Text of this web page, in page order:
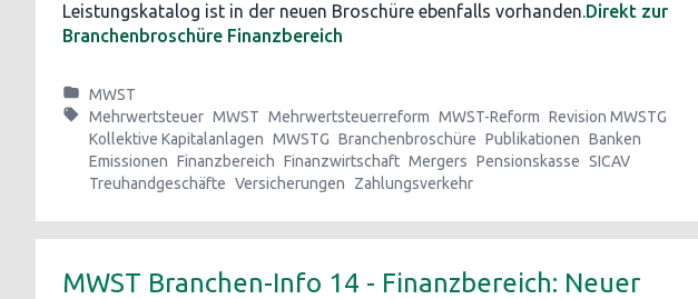
Leistungskatalog ist in der neuen Broschüre ebenfalls vorhanden.Direkt zur
Branchenbroschüre Finanzbereich
MWST
Mehrwertsteuer MWST Mehrwertsteuerreform MWST-Reform Revision MWSTG
Kollektive Kapitalanlagen MWSTG Branchenbroschüre Publikationen Banken
Emissionen Finanzbereich Finanzwirtschaft Mergers Pensionskasse SICAV
Treuhandgeschäfte Versicherungen Zahlungsverkehr
MWST Branchen-Info 14 - Finanzbereich: Neuer